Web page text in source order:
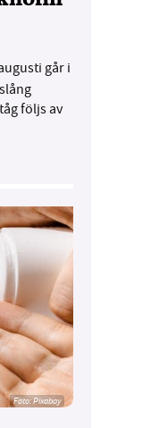
går i
följs av
Foto:Pixabay